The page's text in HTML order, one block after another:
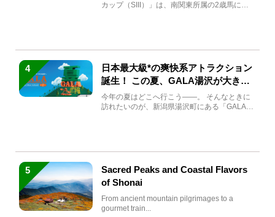
カップ（SIII）」は、南関東所属の2歳馬によ
4
日本最大級*の爽快系アトラクション
誕生！ この夏、GALA湯沢が大きく
生まれ変わる
今年の夏はどこへ行こう――。 そんなときに
訪れたいのが、新潟県湯沢町にある「GALA湯
5
Sacred Peaks and Coastal Flavors
of Shonai
From ancient mountain pilgrimages to a
gourmet train...